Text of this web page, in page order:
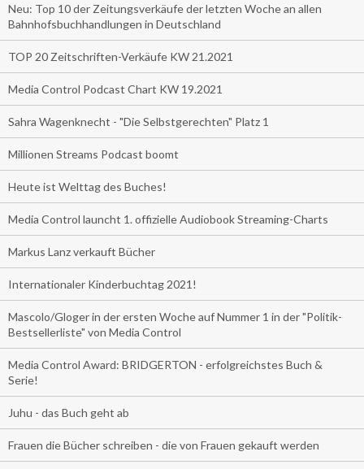
Neu: Top 10 der Zeitungsverkäufe der letzten Woche an allen
Bahnhofsbuchhandlungen in Deutschland
TOP 20 Zeitschriften-Verkäufe KW 21.2021
Media Control Podcast Chart KW 19.2021
Sahra Wagenknecht - "Die Selbstgerechten" Platz 1
Millionen Streams Podcast boomt
Heute ist Welttag des Buches!
Media Control launcht 1. offizielle Audiobook Streaming-Charts
Markus Lanz verkauft Bücher
Internationaler Kinderbuchtag 2021!
Mascolo/Gloger in der ersten Woche auf Nummer 1 in der "Politik-
Bestsellerliste" von Media Control
Media Control Award: BRIDGERTON - erfolgreichstes Buch &
Serie!
Juhu - das Buch geht ab
Frauen die Bücher schreiben - die von Frauen gekauft werden